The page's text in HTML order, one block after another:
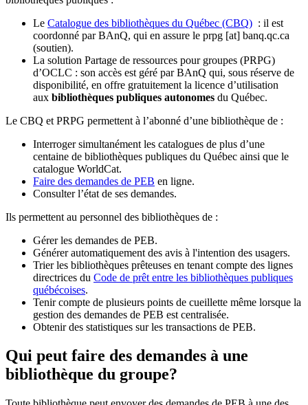
Le Catalogue des bibliothèques du Québec (CBQ) : il est
coordonné par BAnQ, qui en assure le prpg [at] banq.qc.ca
(soutien).
La solution Partage de ressources pour groupes (PRPG)
d’OCLC : son accès est géré par BAnQ qui, sous réserve de
disponibilité, en offre gratuitement la licence d’utilisation
aux bibliothèques publiques autonomes du Québec.
Le CBQ et PRPG permettent à l’abonné d’une bibliothèque de :
Interroger simultanément les catalogues de plus d’une
centaine de bibliothèques publiques du Québec ainsi que le
catalogue WorldCat.
Faire des demandes de PEB en ligne.
Consulter l’état de ses demandes.
Ils permettent au personnel des bibliothèques de :
Gérer les demandes de PEB.
Générer automatiquement des avis à l'intention des usagers.
Trier les bibliothèques prêteuses en tenant compte des lignes
directrices du Code de prêt entre les bibliothèques publiques
québécoises.
Tenir compte de plusieurs points de cueillette même lorsque la
gestion des demandes de PEB est centralisée.
Obtenir des statistiques sur les transactions de PEB.
Qui peut faire des demandes à une
bibliothèque du groupe?